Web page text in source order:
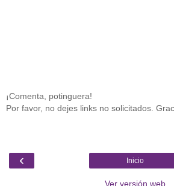
¡Comenta, potinguera!
Por favor, no dejes links no solicitados.
‹ Inicio
Ver versión web